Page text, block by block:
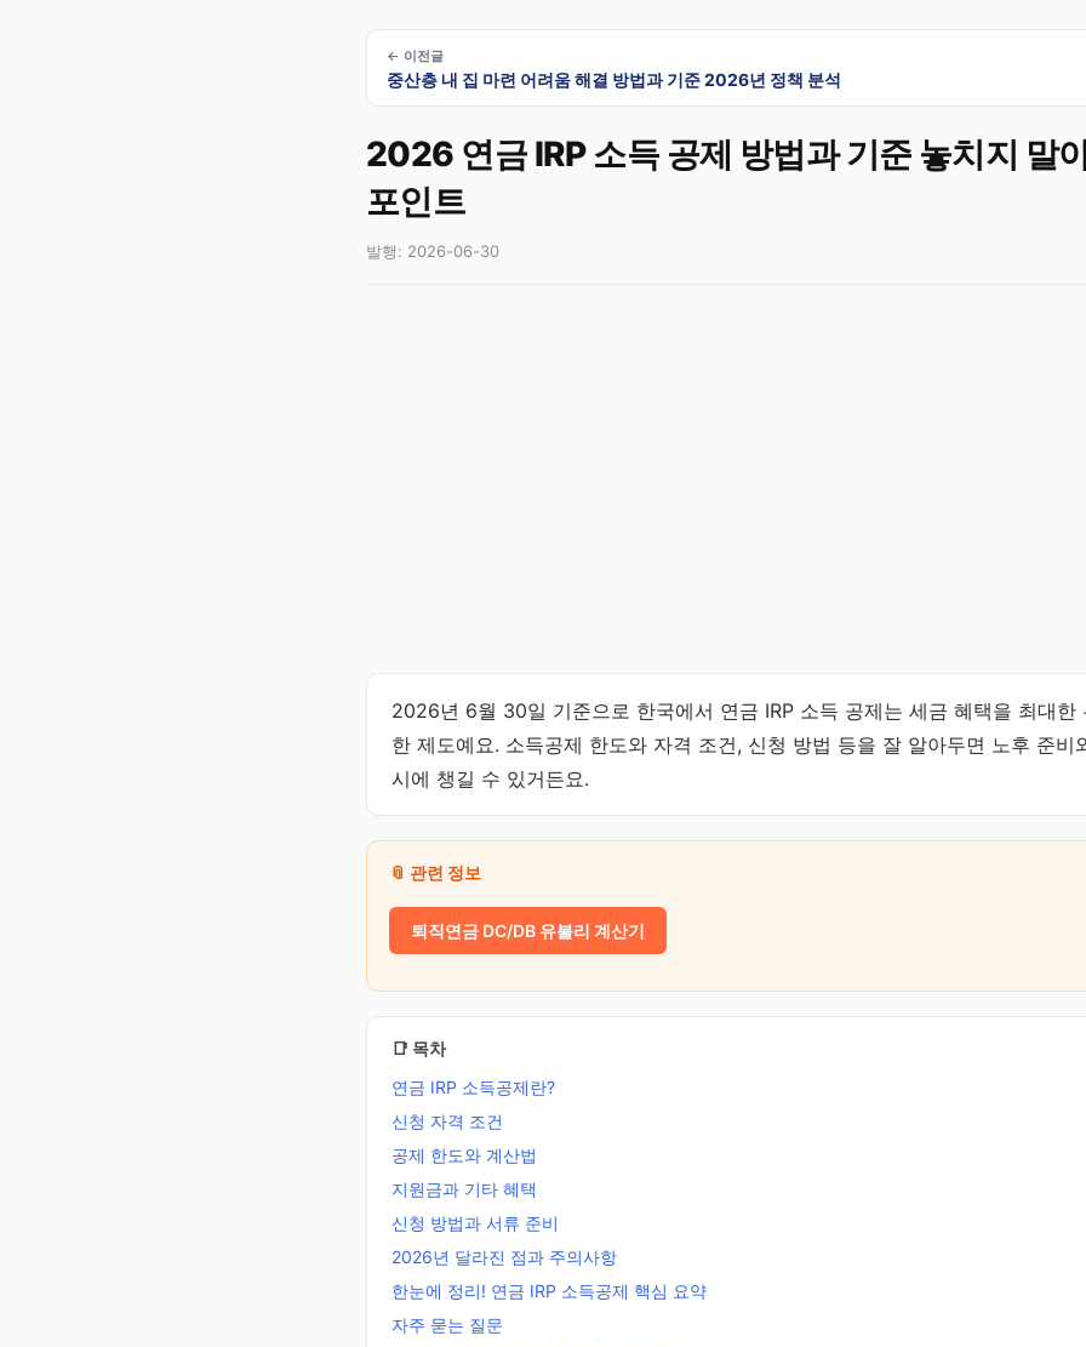
← 이전글
중산층 내 집 마련 어려움 해결 방법과 기준 2026년 정책 분석
2026 연금 IRP 소득 공제 방법과 기준 놓치지 말
포인트
발행: 2026-06-30
2026년 6월 30일 기준으로 한국에서 연금 IRP 소득 공제는 세금 혜택을 최대한
한 제도예요. 소득공제 한도와 자격 조건, 신청 방법 등을 잘 알아두면 노후 준비
시에 챙길 수 있거든요.
📎 관련 정보
퇴직연금 DC/DB 유불리 계산기
📑 목차
연금 IRP 소득공제란?
신청 자격 조건
공제 한도와 계산법
지원금과 기타 혜택
신청 방법과 서류 준비
2026년 달라진 점과 주의사항
한눈에 정리! 연금 IRP 소득공제 핵심 요약
자주 묻는 질문